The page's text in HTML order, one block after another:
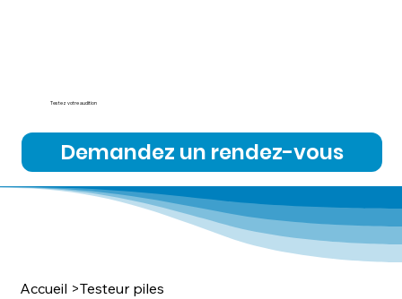
Demandez un rendez-vous
Testez votre audition
Accueil >Testeur piles